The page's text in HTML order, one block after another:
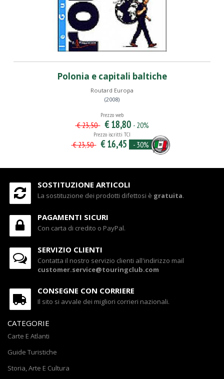
Polonia e capitali baltiche
Routard Europa
(2008)
Prezzo web
€ 23,50 € 18,80 - 20%
Prezzo iscritti TCI
€ 23,50 € 16,45 - 30%
SOSTITUZIONE ARTICOLI
La sostituzione dei prodotti difettosi è gratuita.
PAGAMENTI SICURI
Con carta di credito o PayPal.
SERVIZIO CLIENTI
Contatta il nostro servizio clienti all'indirizzo mail
customer.service@touringclub.com
CONSEGNE CON CORRIERE
Il sito si avvale dei migliori corrieri nazionali.
CATEGORIE
Carte E Atlanti
Guide Turistiche
Storia, Arte E Cultura